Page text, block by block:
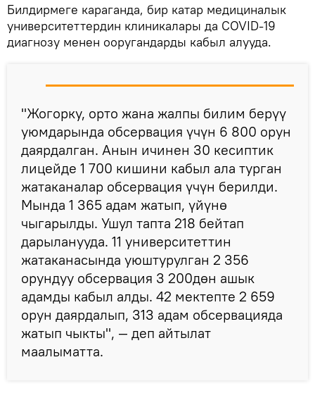
Билдирмеге караганда, бир катар медициналык
университеттердин клиникалары да COVID-19
диагнозу менен ооругандарды кабыл алууда.
"Жогорку, орто жана жалпы билим берүү
уюмдарында обсервация үчүн 6 800 орун
даярдалган. Анын ичинен 30 кесиптик
лицейде 1 700 кишини кабыл ала турган
жатаканалар обсервация үчүн берилди.
Мында 1 365 адам жатып, үйүнө
чыгарылды. Ушул тапта 218 бейтап
дарыланууда. 11 университеттин
жатаканасында уюштурулган 2 356
орундуу обсервация 3 200дөн ашык
адамды кабыл алды. 42 мектепте 2 659
орун даярдалып, 313 адам обсервацияда
жатып чыкты", — деп айтылат
маалыматта.